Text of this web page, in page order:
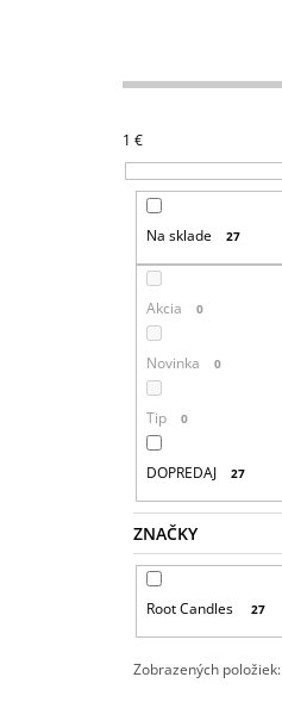
1 €
Na sklade 27
Akcia 0
Novinka 0
Tip 0
DOPREDAJ 27
ZNAČKY
Root Candles 27
Zobrazených položiek: